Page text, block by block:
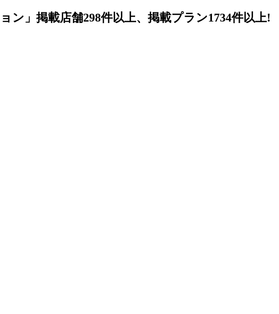
」掲載店舗298件以上、掲載プラン1734件以上!